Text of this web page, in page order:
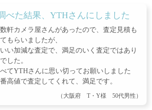
べた結果、YTHさんにしました
軒カメラ屋さんがあったので、査定見積も
もらいましたが、
い加減な査定で、満足のいく査定ではあり
した。
てYTHさんに思い切ってお願いしました
高値で査定してくれて、満足です。
（大阪府 T・Y様 50代男性）